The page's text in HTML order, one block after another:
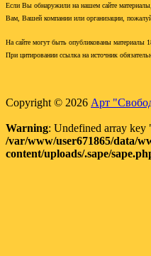
Если Вы обнаружили на нашем сайте
Вам, Вашей компании или организации,
На сайте могут быть опубликованы материалы
При цитировании ссылка на источник
Copyright © 2026 Арт
Warning: Undefined array
/var/www/user671865/data/
content/uploads/.sape/